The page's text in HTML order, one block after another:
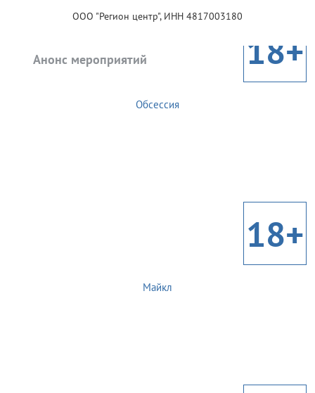
ООО "Регион центр", ИНН 4817003180
Анонс мероприятий 18+
Обсессия
18+
Майкл